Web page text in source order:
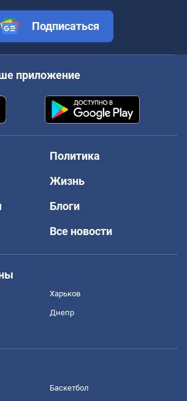
Подписаться
приложение
Политика
Жизнь
Блоги
Все новости
Харьков
Днепр
Баскетбол